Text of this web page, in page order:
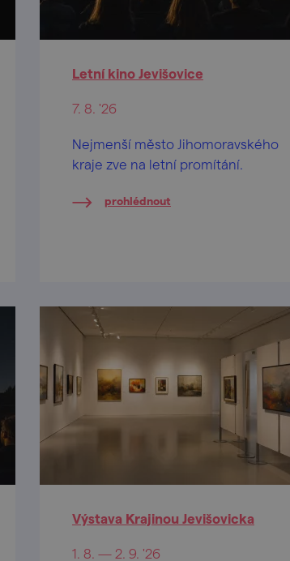
Letní kino Jevišovice
7. 8. '26
Nejmenší město Jihomoravského
kraje zve na letní promítání.
prohlédnout
Výstava Krajinou Jevišovicka
1. 8. — 2. 9. '26